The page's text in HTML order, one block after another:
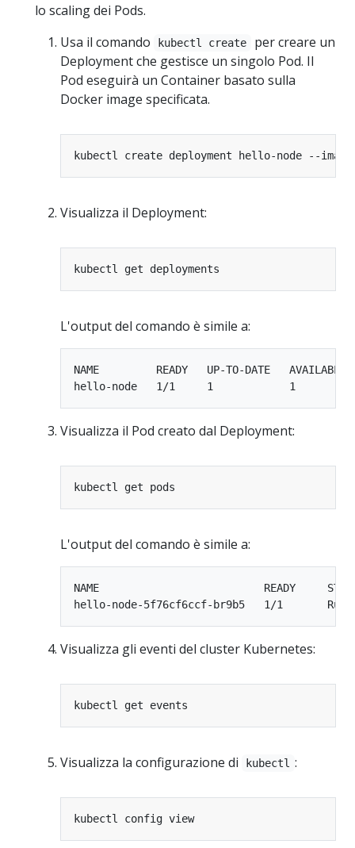
lo scaling dei Pods.
Usa il comando
kubectl create
per creare un
Deployment che gestisce un singolo Pod. Il
Pod eseguirà un Container basato sulla
Docker image specificata.
kubectl create deployment hello-node --image
Visualizza il Deployment:
L'output del comando è simile a:
NAME         READY   UP-TO-DATE   AVAILABLE
Visualizza il Pod creato dal Deployment:
L'output del comando è simile a:
NAME                          READY     STATUS
Visualizza gli eventi del cluster Kubernetes:
Visualizza la configurazione di kubectl :